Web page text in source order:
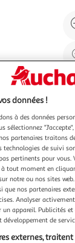
données !
à des données
sélectionnez
partenaires traitons
technologies de suivi
pertinents pour
tout moment en
notre ou nos sites
nos partenaires
Analyser
appareil. Publicités
développement de
externes,